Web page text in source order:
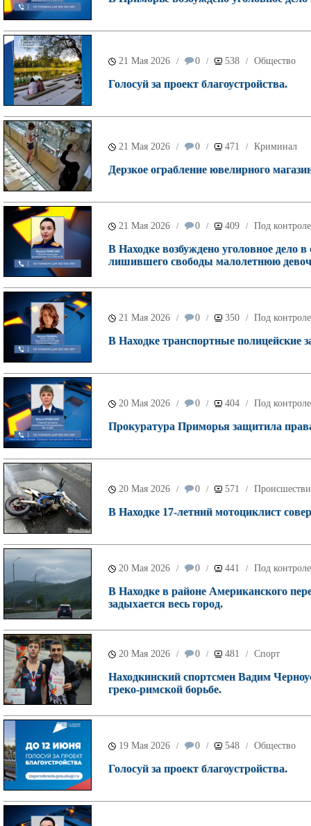
21 Мая 2026 / 0 / 538 / Общество
Голосуй за проект благоустройства.
21 Мая 2026 / 0 / 471 / Криминал
Дерзкое ограбление ювелирного
21 Мая 2026 / 0 / 409 / Под
В Находке возбуждено уголовное дело
лишившего свободы малолетнюю
21 Мая 2026 / 0 / 350 / Под
В Находке транспортные полицейские
20 Мая 2026 / 0 / 404 / Под
Прокуратура Приморья защитила
20 Мая 2026 / 0 / 571 /
В Находке 17-летний мотоциклист
20 Мая 2026 / 0 / 441 / Под
В Находке в районе Американского
задыхается весь город.
20 Мая 2026 / 0 / 481 / Спорт
Находкинский спортсмен Вадим
греко-римской борьбе.
19 Мая 2026 / 0 / 548 / Общество
Голосуй за проект благоустройства.